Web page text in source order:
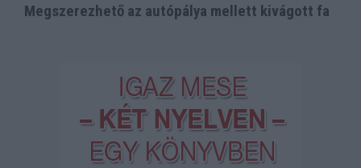
Megszerezhető az autópálya mellett kivágott fa